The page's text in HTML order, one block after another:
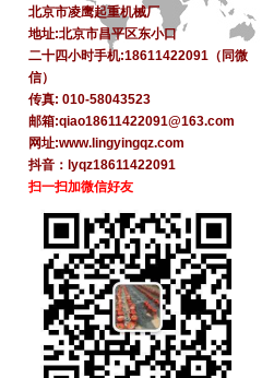
北京市凌鹰起重机械厂
地址:北京市昌平区东小口
二十四小时手机:18611422091（同微
信）
传真: 010-58043523
邮箱:qiao18611422091@163.com
网址:www.lingyingqz.com
抖音：lyqz18611422091
扫一扫加微信好友